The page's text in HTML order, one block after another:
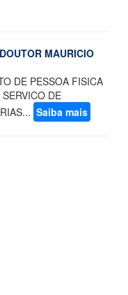
MAURICIO
DE PESSOA FISICA
DE
Saiba mais